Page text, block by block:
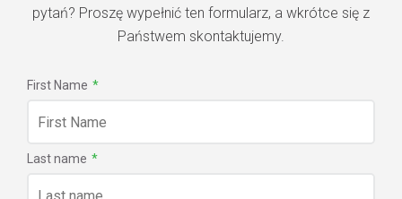
pytań? Proszę wypełnić ten formularz, a wkrótce się z
Państwem skontaktujemy.
First Name *
Last name *